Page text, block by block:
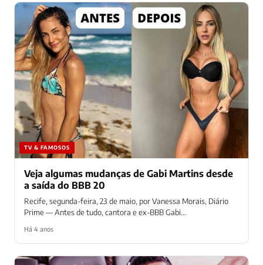
TV & FAMOSOS
Veja algumas mudanças de Gabi Martins desde
a saída do BBB 20
Recife, segunda-feira, 23 de maio, por Vanessa Morais, Diário
Prime — Antes de tudo, cantora e ex-BBB Gabi...
Há 4 anos